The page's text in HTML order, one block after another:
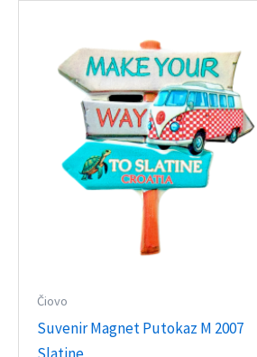
Čiovo
Suvenir Magnet Putokaz M 2007